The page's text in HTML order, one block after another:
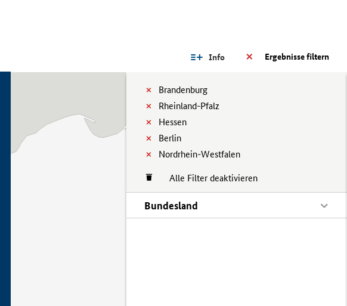
Ergebnisse filtern
Info
Brandenburg
Rheinland-Pfalz
Hessen
Berlin
Nordrhein-Westfalen
Alle Filter deaktivieren
Bundesland